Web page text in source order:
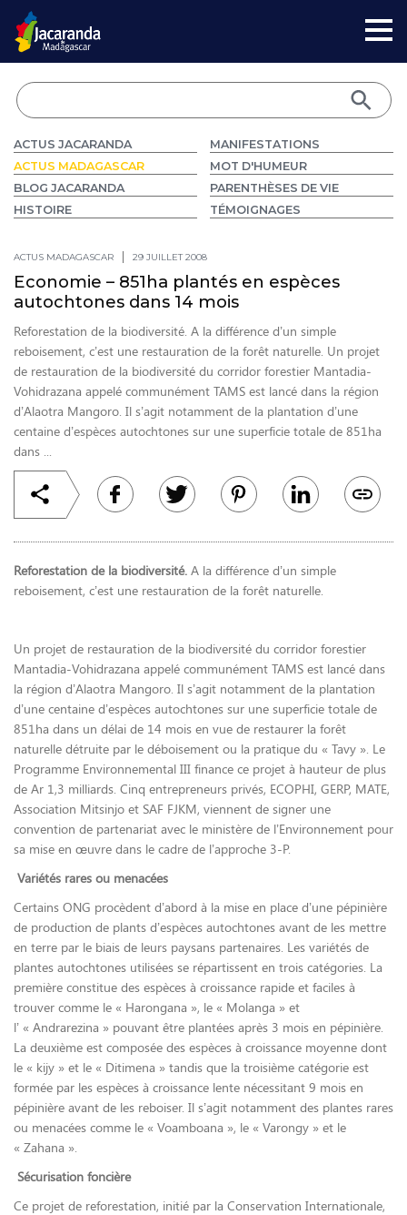
ACTUS JACARANDA
ACTUS MADAGASCAR
BLOG JACARANDA
HISTOIRE
MANIFESTATIONS
MOT D'HUMEUR
PARENTHÈSES DE VIE
TÉMOIGNAGES
ACTUS MADAGASCAR 29 JUILLET 2008
Economie – 851ha plantés en espèces
autochtones dans 14 mois
Reforestation de la biodiversité. A la différence d’un simple
reboisement, c’est une restauration de la forêt naturelle. Un projet
de restauration de la biodiversité du corridor forestier Mantadia-
Vohidrazana appelé communément TAMS est lancé dans la région
d’Alaotra Mangoro. Il s’agit notamment de la plantation d’une
centaine d’espèces autochtones sur une superficie totale de 851ha
dans ...
Reforestation de la biodiversité. A la différence d’un simple
reboisement, c’est une restauration de la forêt naturelle.
Un projet de restauration de la biodiversité du corridor forestier
Mantadia-Vohidrazana appelé communément TAMS est lancé dans
la région d’Alaotra Mangoro. Il s’agit notamment de la plantation
d’une centaine d’espèces autochtones sur une superficie totale de
851ha dans un délai de 14 mois en vue de restaurer la forêt
naturelle détruite par le déboisement ou la pratique du « Tavy ». Le
Programme Environnemental III finance ce projet à hauteur de plus
de Ar 1,3 milliards. Cinq entrepreneurs privés, ECOPHI, GERP, MATE,
Association Mitsinjo et SAF FJKM, viennent de signer une
convention de partenariat avec le ministère de l’Environnement pour
sa mise en œuvre dans le cadre de l’approche 3-P.
Variétés rares ou menacées
Certains ONG procèdent d’abord à la mise en place d’une pépinière
de production de plants d’espèces autochtones avant de les mettre
en terre par le biais de leurs paysans partenaires. Les variétés de
plantes autochtones utilisées se répartissent en trois catégories. La
première constitue des espèces à croissance rapide et faciles à
trouver comme le « Harongana », le « Molanga » et
l’ « Andrarezina » pouvant être plantées après 3 mois en pépinière.
La deuxième est composée des espèces à croissance moyenne dont
le « kijy » et le « Ditimena » tandis que la troisième catégorie est
formée par les espèces à croissance lente nécessitant 9 mois en
pépinière avant de les reboiser. Il s’agit notamment des plantes rares
ou menacées comme le « Voamboana », le « Varongy » et le
« Zahana ».
Sécurisation foncière
Ce projet de reforestation, initié par la Conservation Internationale,